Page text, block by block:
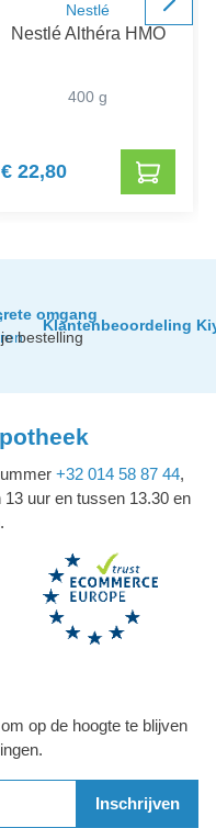
Nestlé
Nestlé Althéra HMO
400 g
€ 22,80
omgang
bestelling
Klantenbeoordeling
+32 014 58 87 44,
uur en tussen 13.30 en
op de hoogte te blijven
Inschrijven